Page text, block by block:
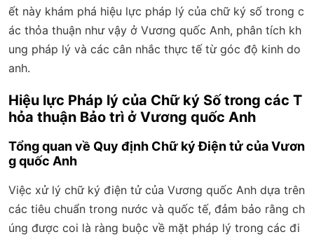
ết này khám phá hiệu lực pháp lý của chữ ký số trong c
ác thỏa thuận như vậy ở Vương quốc Anh, phân tích kh
ung pháp lý và các cân nhắc thực tế từ góc độ kinh do
anh.
Hiệu lực Pháp lý của Chữ ký Số trong các T
hỏa thuận Bảo trì ở Vương quốc Anh
Tổng quan về Quy định Chữ ký Điện tử của Vươn
g quốc Anh
Việc xử lý chữ ký điện tử của Vương quốc Anh dựa trên
các tiêu chuẩn trong nước và quốc tế, đảm bảo rằng ch
úng được coi là ràng buộc về mặt pháp lý trong các đi